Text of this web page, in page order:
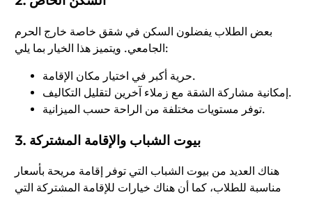
بعض الطلاب يفضلون السكن في شقق خاصة خارج الحرم
الجامعي. ويتميز هذا الخيار بما يلي:
حرية أكبر في اختيار مكان الإقامة.
إمكانية مشاركة الشقة مع زملاء آخرين لتقليل التكاليف.
توفر مستويات مختلفة من الراحة حسب الميزانية.
3. بيوت الشباب والإقامة المشتركة
هناك العديد من بيوت الشباب التي توفر إقامة مريحة بأسعار
مناسبة للطلاب، كما أن هناك خيارات للإقامة المشتركة التي